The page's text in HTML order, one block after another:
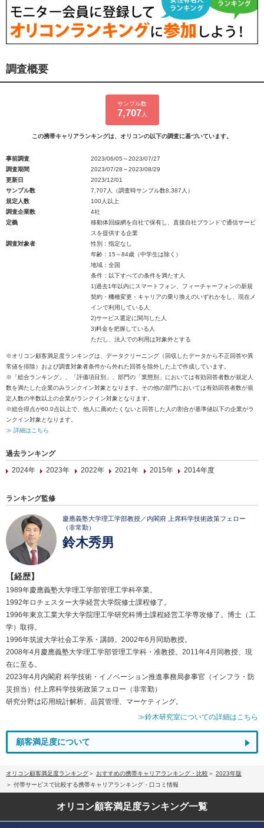
調査概要
サンプル数
7,707 人
この携帯キャリアランキングは、オリコンの以下の調査に基づいています。
事前調査
2023/06/05～2023/07/27
調査期間
2023/07/28～2023/08/29
更新日
2023/12/01
サンプル数
7,707人（調査時サンプル数8,387人）
規定人数
100人以上
調査企業数
4社
定義
移動体回線網を自社で保有し、直接自社ブランドで通信サービ
スを提供する企業
調査対象者
性別：指定なし
年齢：15～84歳（中学生は除く）
地域：全国
条件：以下すべての条件を満たす人
1)過去1年以内にスマートフォン、フィーチャーフォンの新規
契約・機種変更・キャリアの乗り換えのいずれかをし、現在メ
インで利用している人
2)サービス選定に関与した人
3)料金を把握している人
ただし、法人での利用は対象外とする
※オリコン顧客満足度ランキングは、データクリーニング（回収したデータから不正回答や異
常値を排除）および調査対象者条件から外れた回答を除外した上で作成しています。
※「総合ランキング」、「評価項目別」、部門の「業態別」においては有効回答者数が規定人
数を満たした企業のみランクイン対象となります。その他の部門においては有効回答者数が規
定人数の半数以上の企業がランクイン対象となります。
※総合得点が60.0点以上で、他人に薦めたくないと回答した人の割合が基準値以下の企業がラ
ンクイン対象となります。
≫ 詳細はこちら
過去ランキング
2024年
2023年 2022年 2021年 2015年 2014年度
ランキング監修
慶應義塾大学理工学部教授／内閣府 上席科学技術政策フェロー
（非常勤）
鈴木秀男
【経歴】
1989年慶應義塾大学理工学部管理工学科卒業。
1992年ロチェスター大学経営大学院修士課程修了。
1996年東京工業大学大学院理工学研究科博士課程経営工学専攻修了。博士（工
学）取得。
1996年筑波大学社会工学系・講師。2002年6月同助教授。
2008年4月慶應義塾大学理工学部管理工学科・准教授。2011年4月同教授、現
在に至る。
2023年4月内閣府 科学技術・イノベーション推進事務局参事官（インフラ・防
災担当）付上席科学技術政策フェロー（非常勤）
研究分野は応用統計解析、品質管理、マーケティング。
≫鈴木研究室についての詳細はこちら
顧客満足度について
オリコン顧客満足度ランキング おすすめの携帯キャリアランキング・比較
2023年版
付帯サービスで比較する携帯キャリアランキング・口コミ情報
オリコン顧客満足度ランキング一覧